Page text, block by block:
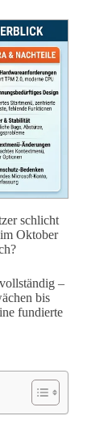
schlicht
Oktober
–
bis
fundierte